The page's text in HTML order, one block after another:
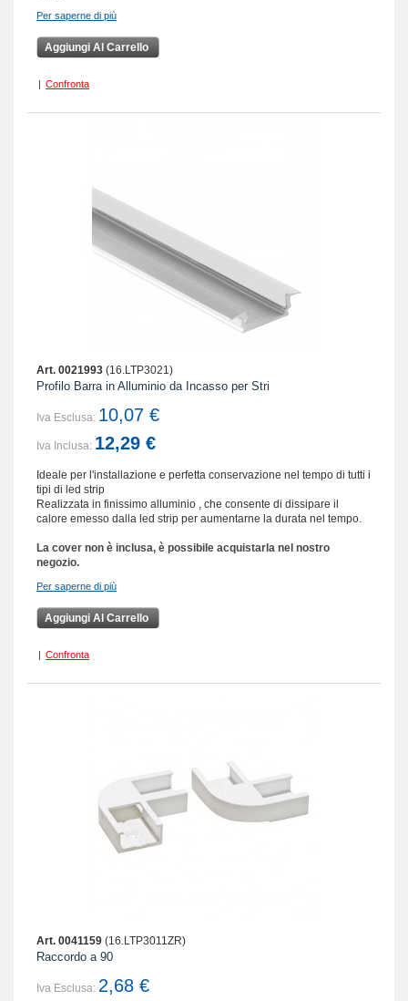
Per saperne di più
Aggiungi Al Carrello
| Confronta
Art. 0021993 (16.LTP3021)
Profilo Barra in Alluminio da Incasso per Stri
Iva Esclusa: 10,07 €
Iva Inclusa: 12,29 €
Ideale per l'installazione e perfetta conservazione nel tempo di tutti i
tipi di led strip
Realizzata in finissimo alluminio , che consente di dissipare il
calore emesso dalla led strip per aumentarne la durata nel tempo.
La cover non è inclusa, è possibile acquistarla nel nostro
negozio.
Per saperne di più
Aggiungi Al Carrello
| Confronta
Art. 0041159 (16.LTP3011ZR)
Raccordo a 90
Iva Esclusa: 2,68 €